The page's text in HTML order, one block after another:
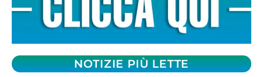
NOTIZIE PIÙ LETTE